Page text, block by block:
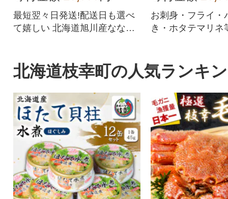
最短翌々日発送!配送日も選べ
て嬉しい 北海道旭川産ななつ
お刺身・フライ・
き・ホタテマリネ
年貝)を放流して
や水温の低い荒波
く育つ為、養殖
く違い旨味が凝縮
食感も良いと言わ
す。食べ応え抜群
ドドーンとたっぷ
市よりお届け。パ
チャック付きで保
す!
北海道枝幸町の人気ランキ